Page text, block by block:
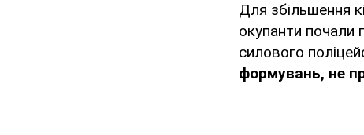
Для збільшення
окупанти почали
силового
формувань, не